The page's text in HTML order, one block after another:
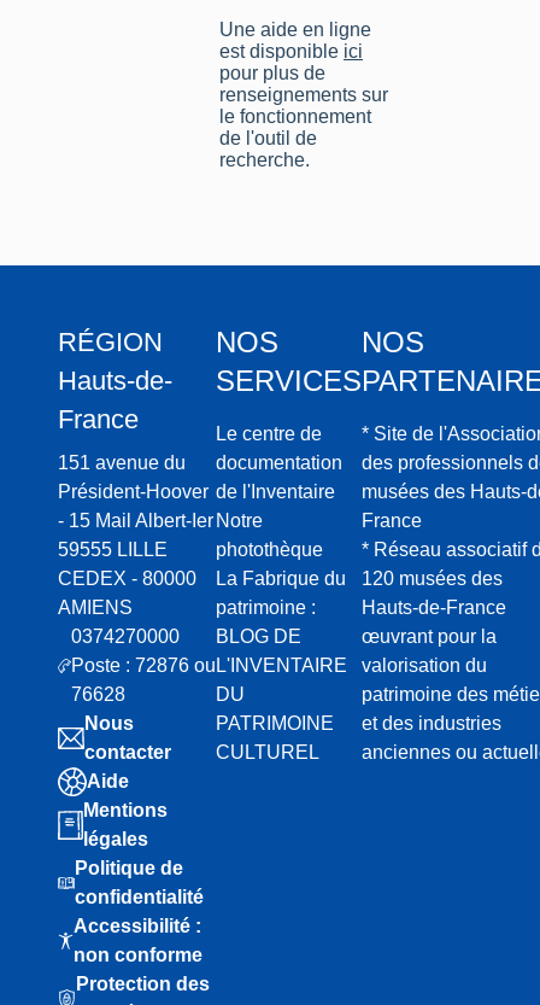
Une aide en ligne
est disponible ici
pour plus de
renseignements sur
le fonctionnement
de l'outil de
recherche.
RÉGION
Hauts-de-
France
151 avenue du
Président-Hoover
- 15 Mail Albert-Ier
59555 LILLE
CEDEX - 80000
AMIENS
0374270000
Poste : 72876 ou
76628
Nous
contacter
Aide
Mentions
légales
Politique de
confidentialité
Accessibilité :
non conforme
Protection des
NOS
SERVICES
Le centre de
documentation
de l'Inventaire
Notre
photothèque
La Fabrique du
patrimoine :
BLOG DE
L'INVENTAIRE
DU
PATRIMOINE
CULTUREL
NOS
* Site de
des professionnels
musées des Hauts-
France
* Réseau associatif
120 musées des
Hauts-de-France
œuvrant pour la
valorisation du
patrimoine des
et des industries
anciennes ou